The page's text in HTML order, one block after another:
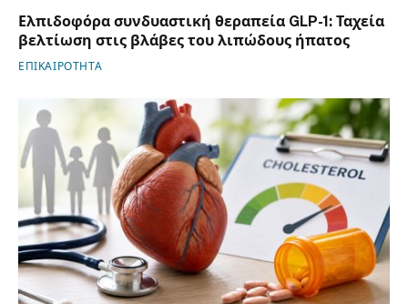
Ελπιδοφόρα συνδυαστική θεραπεία GLP-1: Ταχεία
βελτίωση στις βλάβες του λιπώδους ήπατος
ΕΠΙΚΑΙΡΟΤΗΤΑ